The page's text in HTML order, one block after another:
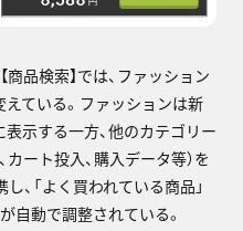
品検索】では、ファッション
ている。ファッションは新
示する一方、他のカテゴリー
ート投入、購入データ等）を
、「よく買われている商品」
自動で調整されている。